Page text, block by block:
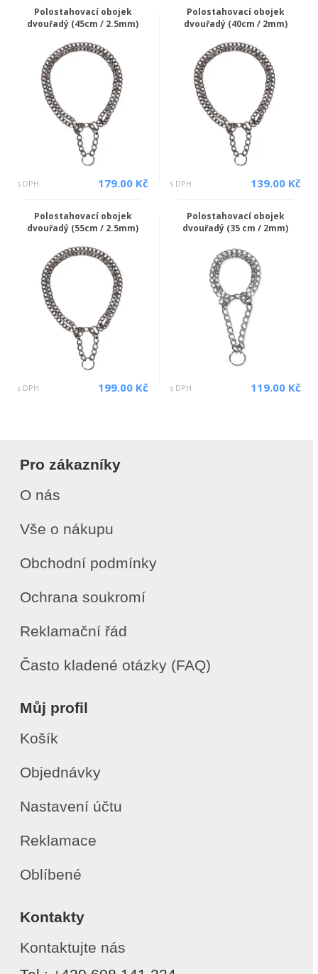
Polostahovací obojek
dvouřadý (45cm / 2.5mm)
s DPH 179.00 Kč
Polostahovací obojek
dvouřadý (40cm / 2mm)
s DPH 139.00 Kč
Polostahovací obojek
dvouřadý (55cm / 2.5mm)
s DPH 199.00 Kč
Polostahovací obojek
dvouřadý (35 cm / 2mm)
s DPH 119.00 Kč
Pro zákazníky
O nás
Vše o nákupu
Obchodní podmínky
Ochrana soukromí
Reklamační řád
Často kladené otázky (FAQ)
Můj profil
Košík
Objednávky
Nastavení účtu
Reklamace
Oblíbené
Kontakty
Kontaktujte nás